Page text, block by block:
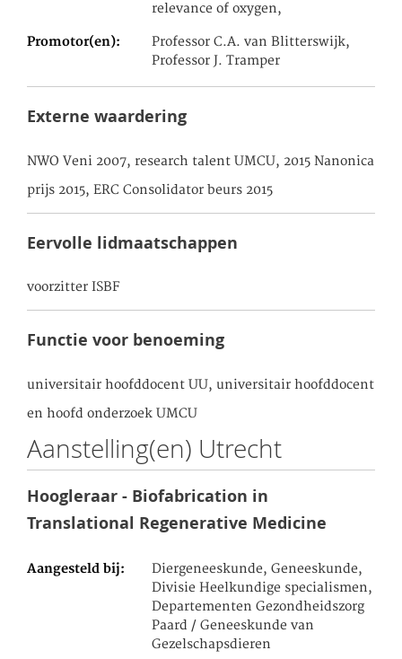
relevance of oxygen,
Promotor(en)
Professor C.A. van Blitterswijk,
Professor J. Tramper
Externe waardering
NWO Veni 2007, research talent UMCU, 2015 Nanonica
prijs 2015, ERC Consolidator beurs 2015
Eervolle lidmaatschappen
voorzitter ISBF
Functie voor benoeming
universitair hoofddocent UU, universitair hoofddocent
en hoofd onderzoek UMCU
Aanstelling(en) Utrecht
Hoogleraar - Biofabrication in
Translational Regenerative Medicine
Aangesteld bij
Diergeneeskunde, Geneeskunde,
Divisie Heelkundige specialismen,
Departementen Gezondheidszorg
Paard / Geneeskunde van
Gezelschapsdieren